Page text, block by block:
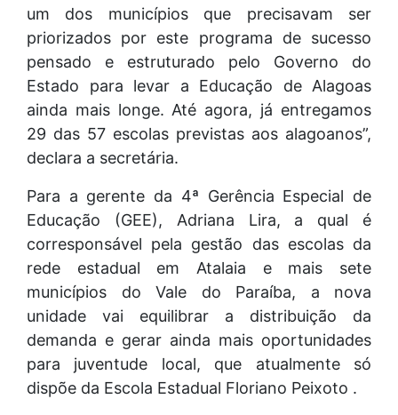
um dos municípios que precisavam ser
priorizados por este programa de sucesso
pensado e estruturado pelo Governo do
Estado para levar a Educação de Alagoas
ainda mais longe. Até agora, já entregamos
29 das 57 escolas previstas aos alagoanos”,
declara a secretária.
Para a gerente da 4ª Gerência Especial de
Educação (GEE), Adriana Lira, a qual é
corresponsável pela gestão das escolas da
rede estadual em Atalaia e mais sete
municípios do Vale do Paraíba, a nova
unidade vai equilibrar a distribuição da
demanda e gerar ainda mais oportunidades
para juventude local, que atualmente só
dispõe da Escola Estadual Floriano Peixoto .